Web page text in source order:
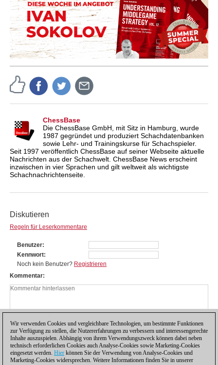
ChessBase
Die ChessBase GmbH, mit Sitz in Hamburg, wurde
1987 gegründet und produziert Schachdatenbanken
sowie Lehr- und Trainingskurse für Schachspieler.
Seit 1997 veröffentlich ChessBase auf seiner Webseite aktuelle
Nachrichten aus der Schachwelt. ChessBase News erscheint
inzwischen in vier Sprachen und gilt weltweit als wichtigste
Schachnachrichtenseite.
Diskutieren
Regeln für Leserkommentare
Benutzer
Kennwort
Noch kein Benutzer? Registrieren
Kommentar
Wir verwenden Cookies und vergleichbare Technologien, um bestimmte Funktionen
zur Verfügung zu stellen, die Nutzererfahrungen zu verbessern und interessengerechte
Inhalte auszuspielen. Abhängig von ihrem Verwendungszweck können dabei neben
technisch erforderlichen Cookies auch Analyse-Cookies sowie Marketing-Cookies
eingesetzt werden. Hier können Sie der Verwendung von Analyse-Cookies und
Marketing-Cookies widersprechen. Weitere Informationen finden Sie in unserer